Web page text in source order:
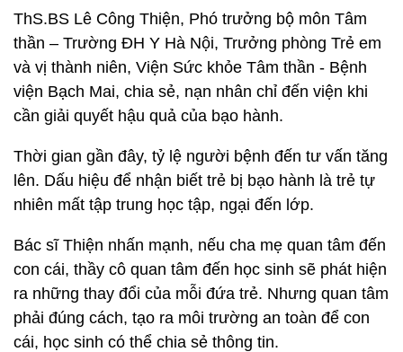
ThS.BS Lê Công Thiện, Phó trưởng bộ môn Tâm
thần – Trường ĐH Y Hà Nội, Trưởng phòng Trẻ em
và vị thành niên, Viện Sức khỏe Tâm thần - Bệnh
viện Bạch Mai, chia sẻ, nạn nhân chỉ đến viện khi
cần giải quyết hậu quả của bạo hành.
Thời gian gần đây, tỷ lệ người bệnh đến tư vấn tăng
lên. Dấu hiệu để nhận biết trẻ bị bạo hành là trẻ tự
nhiên mất tập trung học tập, ngại đến lớp.
Bác sĩ Thiện nhấn mạnh, nếu cha mẹ quan tâm đến
con cái, thầy cô quan tâm đến học sinh sẽ phát hiện
ra những thay đổi của mỗi đứa trẻ. Nhưng quan tâm
phải đúng cách, tạo ra môi trường an toàn để con
cái, học sinh có thể chia sẻ thông tin.